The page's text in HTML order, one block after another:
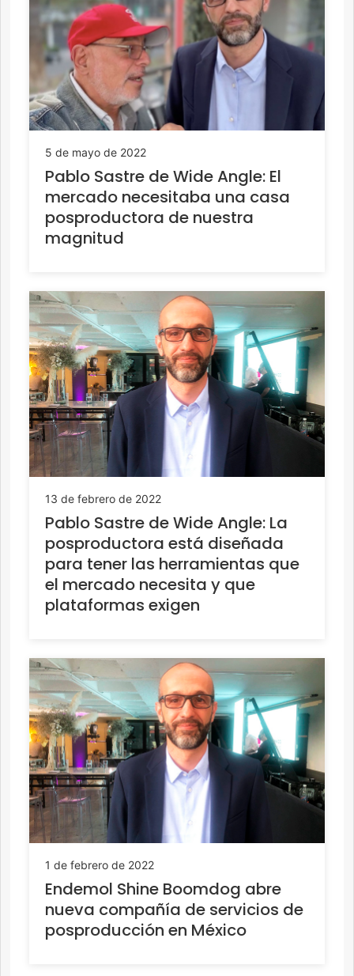
5 de mayo de 2022
Pablo Sastre de Wide Angle: El
mercado necesitaba una casa
posproductora de nuestra
magnitud
13 de febrero de 2022
Pablo Sastre de Wide Angle: La
posproductora está diseñada
para tener las herramientas que
el mercado necesita y que
plataformas exigen
1 de febrero de 2022
Endemol Shine Boomdog abre
nueva compañía de servicios de
posproducción en México